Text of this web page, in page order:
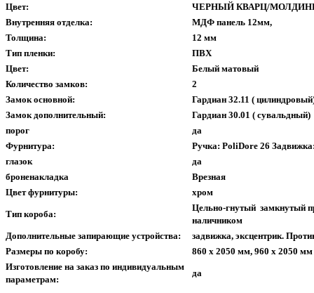
Цвет:
ЧЕРНЫЙ КВАРЦ/
Внутренняя отделка:
МДФ панель 12мм,
Толщина:
12 мм
Тип пленки:
ПВХ
Цвет:
Белый матовый
Количество замков:
2
Замок основной:
Гардиан 32.11 (
Замок дополнительный:
Гардиан 30.01 ( сувальдный)
порог
да
Фурнитура:
Ручка: PoliDore 26
глазок
да
броненакладка
Врезная
Цвет фурнитуры:
хром
Тип короба:
Цельно-гнутый замкнутый
наличником
Дополнительные запирающие устройства:
задвижка, эксцентрик.
Размеры по коробу:
860 x 2050 мм, 960 x 2050 мм
Изготовление на заказ по индивидуальным
параметрам:
да